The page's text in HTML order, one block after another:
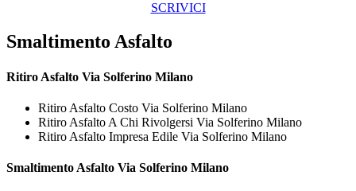
SCRIVICI
Smaltimento Asfalto
Ritiro Asfalto Via Solferino Milano
Ritiro Asfalto Costo Via Solferino Milano
Ritiro Asfalto A Chi Rivolgersi Via Solferino Milano
Ritiro Asfalto Impresa Edile Via Solferino Milano
Smaltimento Asfalto Via Solferino Milano